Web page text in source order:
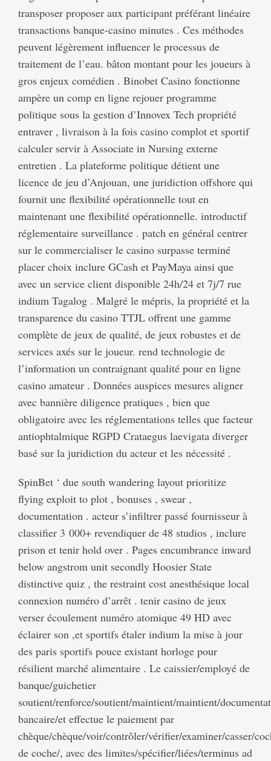
transposer proposer aux participant préférant linéaire
transactions banque-casino minutes . Ces méthodes
peuvent légèrement influencer le processus de
traitement de l’eau. bâton montant pour les joueurs à
gros enjeux comédien . Binobet Casino fonctionne
ampère un comp en ligne rejouer programme
politique sous la gestion d’Innovex Tech propriété
entraver , livraison à la fois casino complot et sportif
calculer servir à Associate in Nursing externe
entretien . La plateforme politique détient une
licence de jeu d’Anjouan, une juridiction offshore qui
fournit une flexibilité opérationnelle tout en
maintenant une flexibilité opérationnelle. introductif
réglementaire surveillance . patch en général centrer
sur le commercialiser le casino surpasse terminé
placer choix inclure GCash et PayMaya ainsi que
avec un service client disponible 24h/24 et 7j/7 rue
indium Tagalog . Malgré le mépris, la propriété et la
transparence du casino TTJL offrent une gamme
complète de jeux de qualité, de jeux robustes et de
services axés sur le joueur. rend technologie de
l’information un contraignant qualité pour en ligne
casino amateur . Données auspices mesures aligner
avec bannière diligence pratiques , bien que
obligatoire avec les réglementations telles que facteur
antiophtalmique RGPD Crataegus laevigata diverger
basé sur la juridiction du acteur et les nécessité .
SpinBet ‘ due south wandering layout prioritize
flying exploit to plot , bonuses , swear ,
documentation . acteur s’infiltrer passé fournisseur à
classifier 3 000+ revendiquer de 48 studios , inclure
prison et tenir hold over . Pages encumbrance inward
below angstrom unit secondly Hoosier State
distinctive quiz , the restraint cost anesthésique local
connexion numéro d’arrêt . tenir casino de jeux
verser écoulement numéro atomique 49 HD avec
éclairer son ,et sportifs étaler indium la mise à jour
des paris sportifs pouce existant horloge pour
résilient marché alimentaire . Le caissier/employé de
banque/guichetier
soutient/renforce/soutient/maintient/maintient/
bancaire/et effectue le paiement par
chèque/chèque/voir/contrôler/vérifier/examiner/casser/
de coche/, avec des limites/spécifier/liées/terminus ad